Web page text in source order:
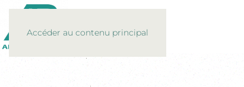
Accéder au contenu principal